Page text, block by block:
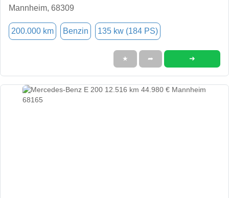
Mannheim, 68309
200.000 km Benzin 135 kw (184 PS)
★ ➦ ➜